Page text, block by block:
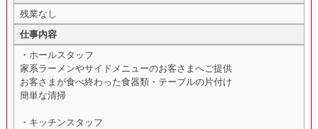
残業なし
仕事内容
・ホールスタッフ
家系ラーメンやサイドメニューのお客さまへご提供
お客さまが食べ終わった食器類・テーブルの片付け
簡単な清掃
・キッチンスタッフ